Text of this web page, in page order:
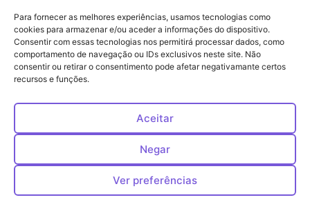
Para fornecer as melhores experiências, usamos tecnologias como
cookies para armazenar e/ou aceder a informações do dispositivo.
Consentir com essas tecnologias nos permitirá processar dados, como
comportamento de navegação ou IDs exclusivos neste site. Não
consentir ou retirar o consentimento pode afetar negativamante certos
recursos e funções.
Aceitar
Negar
Ver preferências
Veros – Hospital
Ética